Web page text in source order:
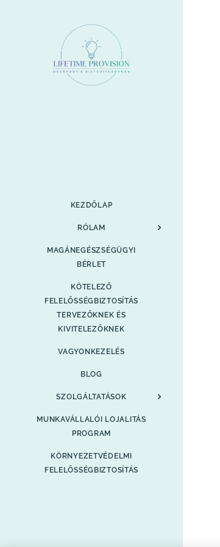
KEZDŐLAP
RÓLAM
MAGÁNEGÉSZSÉGÜGYI
BÉRLET
KÖTELEZŐ
FELELŐSSÉGBIZTOSÍTÁS
TERVEZŐKNEK ÉS
KIVITELEZŐKNEK
VAGYONKEZELÉS
BLOG
SZOLGÁLTATÁSOK
MUNKAVÁLLALÓI LOJALITÁS
PROGRAM
KÖRNYEZETVÉDELMI
FELELŐSSÉGBIZTOSÍTÁS